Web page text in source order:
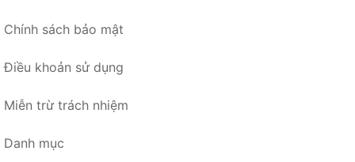
Chính sách bảo mật
Điều khoản sử dụng
Miễn trừ trách nhiệm
Danh mục